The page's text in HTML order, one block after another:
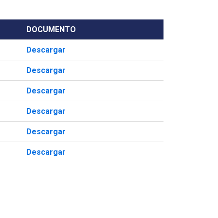
DOCUMENTO
Descargar
Descargar
Descargar
Descargar
Descargar
Descargar